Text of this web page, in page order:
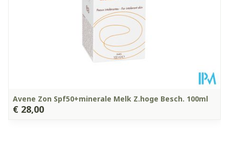
25°C)
Avene Zon Spf50+minerale Melk Z.hoge Besch. 100ml
€ 28,00